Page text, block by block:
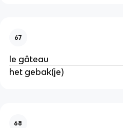
67
le gâteau
het gebak(je)
68